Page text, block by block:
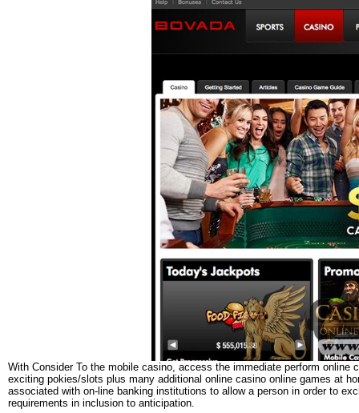
With Consider To the mobile casino, access the immediate perform online
exciting pokies/slots plus many additional online casino online games at
associated with on-line banking institutions to allow a person in order to
requirements in inclusion to anticipation.